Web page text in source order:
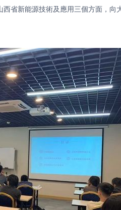
省新能源技術及應用三個方面，向